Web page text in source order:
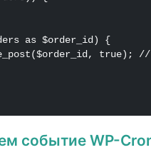
событие WP-